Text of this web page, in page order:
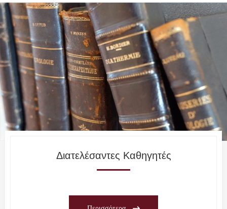
Διατελέσαντες Καθηγητές